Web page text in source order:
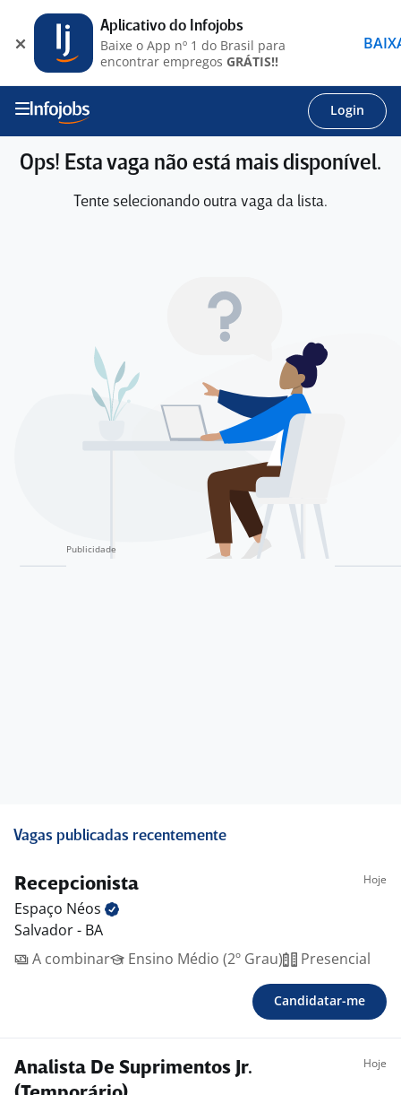
Login
Ops! Esta vaga não está mais disponível.
Tente selecionando outra vaga da lista.
Vagas publicadas recentemente
Recepcionista Hoje
Espaço Néos
Salvador - BA
A combinar
Ensino Médio (2º Grau) Presencial
Candidatar-me
Analista De Suprimentos Jr.
Hoje
Aplicativo do Infojobs
Baixe o App nº 1 do Brasil para
encontrar empregos GRÁTIS!!